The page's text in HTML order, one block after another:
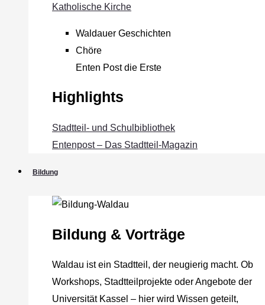
Katholische Kirche
Waldauer Geschichten
Chöre
Enten Post die Erste
Highlights
Stadtteil- und Schulbibliothek
Entenpost – Das Stadtteil-Magazin
Bildung
Bildung & Vorträge
Waldau ist ein Stadtteil, der neugierig macht. Ob
Workshops, Stadtteilprojekte oder Angebote der
Universität Kassel – hier wird Wissen geteilt,